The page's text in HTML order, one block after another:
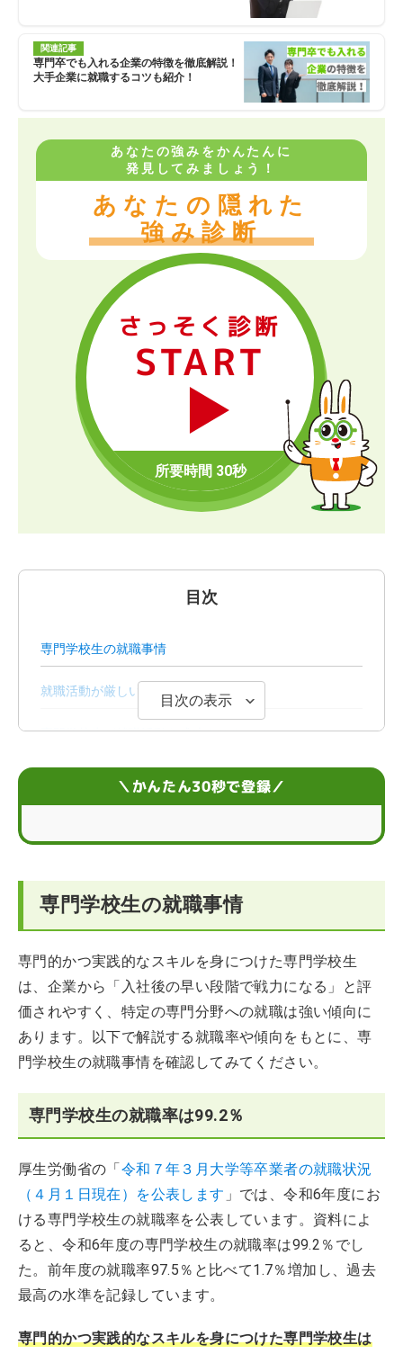
関連記事
専門卒でも入れる企業の特徴を徹底解説！
大手企業に就職するコツも紹介！
あなたの強みをかんたんに
発見してみましょう！
あなたの隠れた
強み診断
さっそく診断
START
目次
専門学校生の就職事情
就職活動が厳しいと感じる理由とは
専門学校生が就職活動を成功させるコツ
専門学校生が就職活動に不安を感じたときの対処法
専門学校生が就職に感じるお悩みQ＆A
目次の表示
＼かんたん30秒で登録／
専門学校生の就職事情
専門的かつ実践的なスキルを身につけた専門学校生
は、企業から「入社後の早い段階で戦力になる」と評
価されやすく、特定の専門分野への就職は強い傾向に
あります。以下で解説する就職率や傾向をもとに、専
門学校生の就職事情を確認してみてください。
専門学校生の就職率は99.2％
厚生労働省の「令和７年３月大学等卒業者の就職状況
（４月１日現在）を公表します 」では、令和6年度にお
ける専門学校生の就職率を公表しています。資料によ
ると、令和6年度の専門学校生の就職率は99.2％でし
た。前年度の就職率97.5％と比べて1.7％増加し、過去
最高の水準を記録しています。
専門的かつ実践的なスキルを身につけた専門学校生は